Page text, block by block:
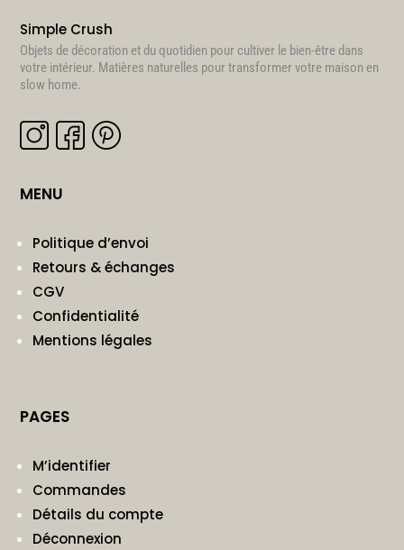
Simple Crush
Objets de décoration et du quotidien pour cultiver le bien-être dans
votre intérieur. Matières naturelles pour transformer votre maison en
slow home.
MENU
Politique d’envoi
Retours & échanges
CGV
Confidentialité
Mentions légales
PAGES
M’identifier
Commandes
Détails du compte
Déconnexion